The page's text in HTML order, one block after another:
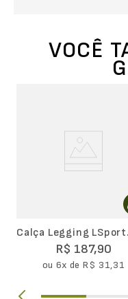
VOCÊ
Calça Legging LSport
Seamless Ondas
R$ 187,90
ou 6x de R$ 31,31